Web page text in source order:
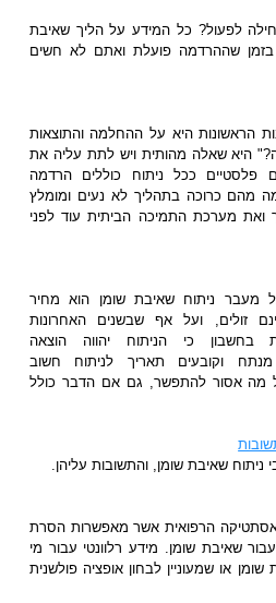
לפעול? כל המידע על הליך שאיבת
בזמן שההרדמה פועלת ואתם לא חשים
הראשונות היא על ההחלמה והתוצאות
היא שאלה מהותית ויש לתת עליה את
פלסטיים ככל ניתוח כוללים הרדמה
מהם כרוכה בתהליך לא נעים ומומלץ
ואת מערכת התמיכה הביתית עוד לפני
מעבר ניתוח שאיבת שומן הוא מחיר
זולים, ועל אף שבשנים האחרונות
בחשבון כי הניתוח יהווה הוצאה
וקובעים תאריך לניתוח חשוב
מה אסור להתפשר, גם אם הדבר כולל
ניתוח שאיבת שומן, והתשובות עליהן.
הרפואית אשר מאפשרות הסרת
שאיבת שומן. מידע רלוונטי עבור מי
או שמעוניין לבחון אופציה פולשנית